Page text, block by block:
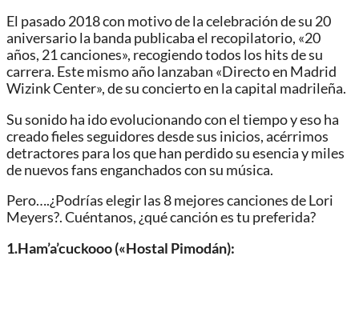
El pasado 2018 con motivo de la celebración de su 20
aniversario la banda publicaba el recopilatorio, «20
años, 21 canciones», recogiendo todos los hits de su
carrera. Este mismo año lanzaban «Directo en Madrid
Wizink Center», de su concierto en la capital madrileña.
Su sonido ha ido evolucionando con el tiempo y eso ha
creado fieles seguidores desde sus inicios, acérrimos
detractores para los que han perdido su esencia y miles
de nuevos fans enganchados con su música.
Pero….¿Podrías elegir las 8 mejores canciones de Lori
Meyers?. Cuéntanos, ¿qué canción es tu preferida?
1.Ham’a’cuckooo («Hostal Pimodán):